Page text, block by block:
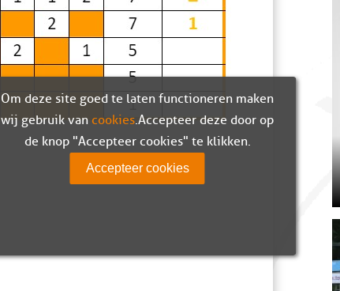
Om deze site goed te laten functioneren maken
wij gebruik van cookies. Accepteer deze door op
de knop "Accepteer cookies" te klikken.
Accepteer cookies